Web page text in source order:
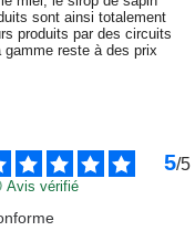
sont ainsi totalement
produits par des circuits
reste à des prix
5/5
Avis vérifié